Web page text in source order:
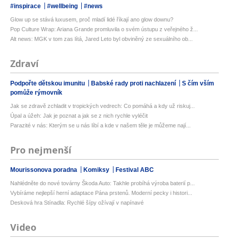
#inspirace #wellbeing #news
Glow up se stává luxusem, proč mladí lidé říkají ano glow downu?
Pop Culture Wrap: Ariana Grande promluvila o svém ústupu z veřejného ž...
Alt news: MGK v tom zas lítá, Jared Leto byl obviněný ze sexuálního ob...
Zdraví
Podpořte dětskou imunitu Babské rady proti nachlazení
S čím vším
pomůže rýmovník
Jak se zdravě zchladit v tropických vedrech: Co pomáhá a kdy už riskuj...
Úpal a úžeh: Jak je poznat a jak se z nich rychle vyléčit
Parazité v nás: Kterým se u nás líbí a kde v našem těle je můžeme nají...
Pro nejmenší
Mourissonova poradna Komiksy Festival ABC
Nahlédněte do nové továrny Škoda Auto: Takhle probíhá výroba baterií p...
Vybíráme nejlepší herní adaptace Pána prstenů. Moderní pecky i histori...
Desková hra Stínadla: Rychlé šípy ožívají v napínavé
Video